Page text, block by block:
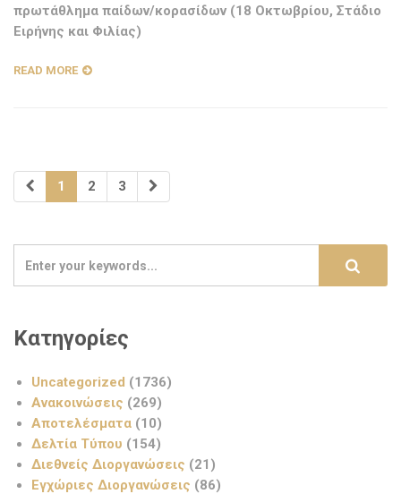
πρωτάθλημα παίδων/κορασίδων (18 Οκτωβρίου, Στάδιο
Ειρήνης και Φιλίας)
READ MORE
1 2 3
Κατηγορίες
Uncategorized (1736)
Ανακοινώσεις (269)
Αποτελέσματα (10)
Δελτία Τύπου (154)
Διεθνείς Διοργανώσεις (21)
Εγχώριες Διοργανώσεις (86)